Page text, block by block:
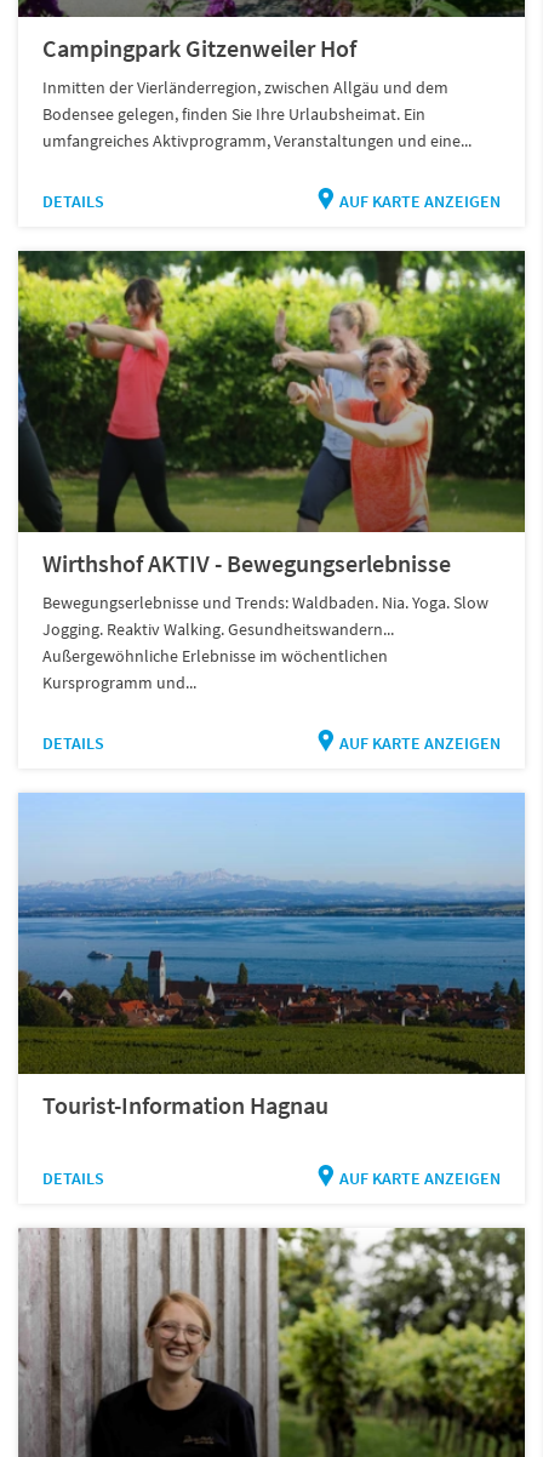
Campingpark Gitzenweiler Hof
Inmitten der Vierländerregion, zwischen Allgäu und dem
Bodensee gelegen, finden Sie Ihre Urlaubsheimat. Ein
umfangreiches Aktivprogramm, Veranstaltungen und eine...
DETAILS AUF KARTE ANZEIGEN
Wirthshof AKTIV - Bewegungserlebnisse
Bewegungserlebnisse und Trends: Waldbaden. Nia. Yoga. Slow
Jogging. Reaktiv Walking. Gesundheitswandern...
Außergewöhnliche Erlebnisse im wöchentlichen
Kursprogramm und...
DETAILS AUF KARTE ANZEIGEN
Tourist-Information Hagnau
DETAILS AUF KARTE ANZEIGEN